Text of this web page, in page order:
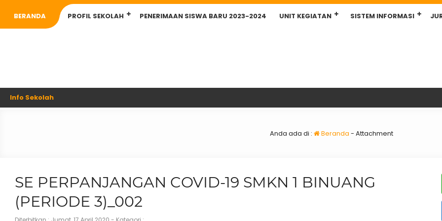
BERANDA PROFIL SEKOLAH PENERIMAAN SISWA BARU 2023-2024 UNIT KEGIATAN SISTEM INFORMASI
Info Sekolah
Anda ada di : Beranda - Attachment
SE PERPANJANGAN COVID-19 SMKN 1 BINUANG
(PERIODE 3)_002